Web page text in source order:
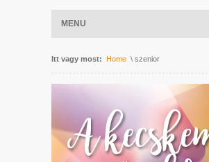
MENU
Itt vagy most: Home \ szenior